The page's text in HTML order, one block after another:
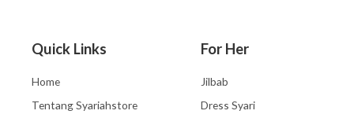
Quick Links
Home
Tentang Syariahstore
For Her
Jilbab
Dress Syari